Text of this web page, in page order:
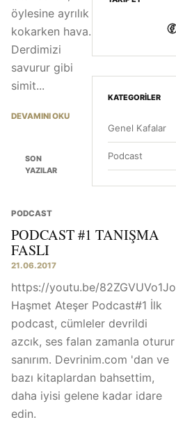
öylesine ayrılık
kokarken hava.
Derdimizi
savurur gibi
simit...
DEVAMINI OKU
SON
YAZILAR
PODCAST
PODCAST #1 TANIŞMA
FASLI
21.06.2017
https://youtu.be/82ZGVUVo1Jo
Haşmet Ateşer Podcast#1 İlk
podcast, cümleler devrildi
azcık, ses falan zamanla oturur
sanırım. Devrinim.com 'dan ve
bazı kitaplardan bahsettim,
daha iyisi gelene kadar idare
edin.
KATEGORILER
Genel Kafalar
Podcast